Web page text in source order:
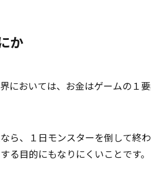
か
においては、お金はゲームの１
ら、１日モンスターを倒して終
る目的にもなりにくいことです。